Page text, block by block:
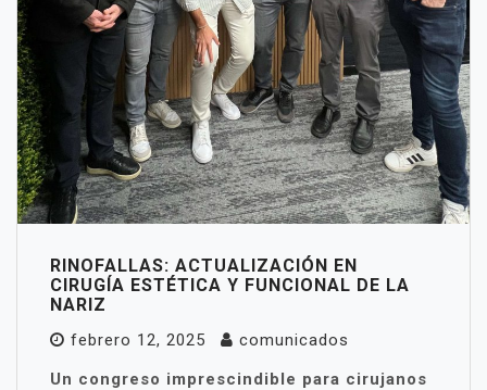
RINOFALLAS: ACTUALIZACIÓN EN
CIRUGÍA ESTÉTICA Y FUNCIONAL DE LA
NARIZ
febrero 12, 2025
comunicados
Un congreso imprescindible para cirujanos